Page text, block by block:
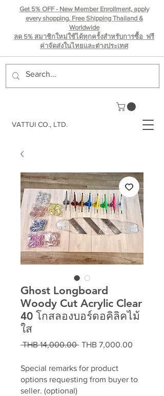
VATTUI CO., LTD.
Get 5% OFF - New Member Enrollment, apply
every shopping. Free Shipping Thailand &
Worldwide
ลด 5% สมาชิกใหม่ใช้ได้ทุกครั้งสำหรับการซื้อ ฟรี
ค่าจัดส่งในไทยเเละต่างประเทศ
Ghost Longboard
Woody Cut Acrylic Clear
40 โกสลองบอร์ดอคิลิคไม้
ใส
THB 14,000.00 Regular
THB 7,000.00
Special remarks for product
options requesting from buyer to
seller. (optional)